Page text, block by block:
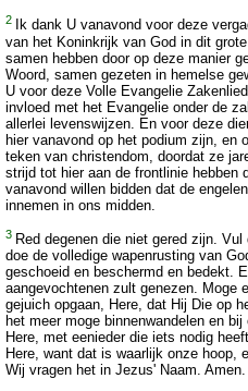
2
Ik dank U vanavond voor deze
van het Koninkrijk van God in dit
samen hebben door op deze manier
Woord, samen gezeten in hemelse
U voor deze Volle Evangelie
invloed met het Evangelie onder de
allerlei levenswijzen. En voor deze
hier vanavond op het podium zijn, en
teken van christendom, doordat ze
strijd tot hier aan de frontlinie hebben
vanavond willen bidden dat de
innemen in ons midden.
3 Red degenen die niet gered zijn.
doe de volledige wapenrusting van
geschoeid en beschermd en bedekt.
aangevochtenen zult genezen. Moge
gejuich opgaan, Here, dat Hij Die op
het meer moge binnenwandelen en
Here, met eenieder die iets nodig
Here, want dat is waarlijk onze hoop,
Wij vragen het in Jezus' Naam.